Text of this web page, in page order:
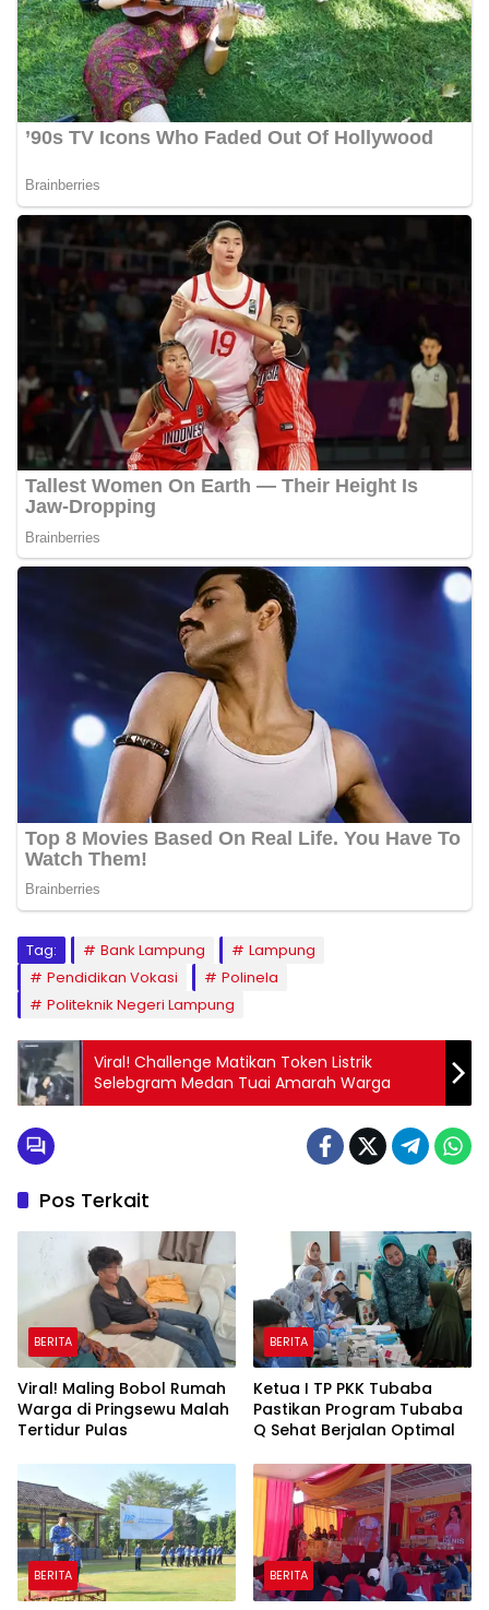
Tag: Bank Lampung
Lampung
Pendidikan Vokasi
Polinela
Politeknik Negeri Lampung
Viral! Challenge Matikan Token Listrik
Selebgram Medan Tuai Amarah Warga
Pos Terkait
BERITA
Viral! Maling Bobol Rumah
Warga di Pringsewu Malah
Tertidur Pulas
BERITA
Ketua I TP PKK Tubaba
Pastikan Program Tubaba
Q Sehat Berjalan Optimal
BERITA BERITA